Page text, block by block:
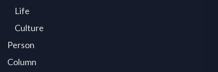
Life
Culture
Person
Column